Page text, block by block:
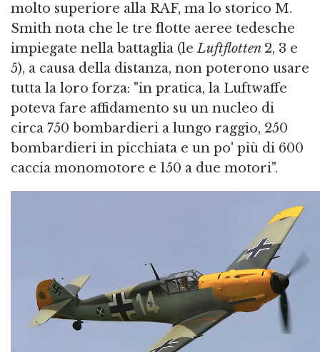
molto superiore alla RAF, ma lo storico M.
Smith nota che le tre flotte aeree tedesche
impiegate nella battaglia (leLuftflotten 2, 3 e
5), a causa della distanza, non poterono usare
tutta la loro forza: "in pratica, la Luftwaffe
poteva fare affidamento su un nucleo di
circa 750 bombardieri a lungo raggio, 250
bombardieri in picchiata e un po' più di 600
caccia monomotore e 150 a due motori".